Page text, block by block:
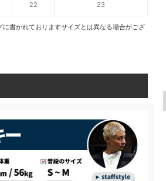
22 23
書かれておりますサイズとは異なる場合がござ